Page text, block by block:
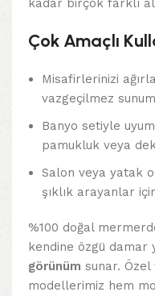
kadar birçok farklı
Çok Amaçlı
Misafirlerinizi
vazgeçilmez
Banyo setiyle
pamukluk veya
Salon veya yatak
şıklık arayanlar
%100 doğal
kendine özgü damar
görünüm sunar.
modellerimiz hem